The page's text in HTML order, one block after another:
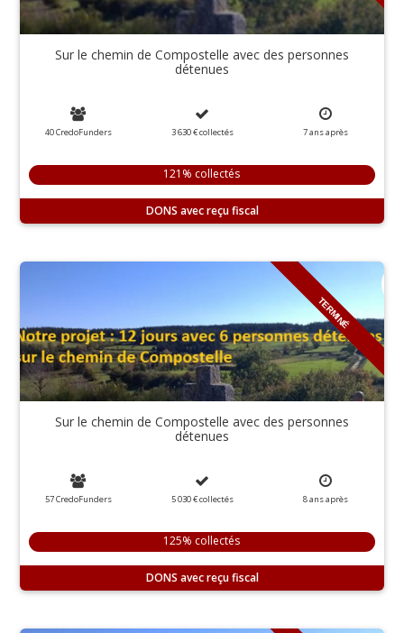
Sur le chemin de Compostelle avec des personnes
détenues
40 CredoFunders 3 630 €collectés 7ansaprès
121% collectés
DONS
TERMINÉ
Sur le chemin de Compostelle avec des personnes
détenues
57 CredoFunders 5 030 €collectés 8ansaprès
125% collectés
DONS